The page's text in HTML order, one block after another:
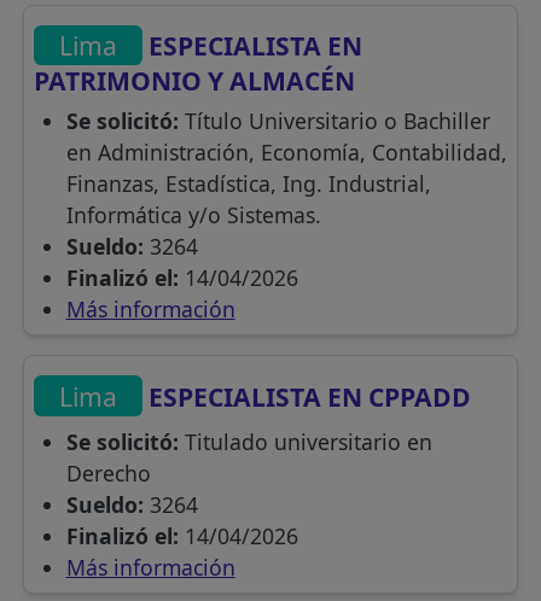
Lima
ESPECIALISTA EN
PATRIMONIO Y ALMACÉN
Se solicitó: Título Universitario o Bachiller
en Administración, Economía, Contabilidad,
Finanzas, Estadística, Ing. Industrial,
Informática y/o Sistemas.
Sueldo: 3264
Finalizó el: 14/04/2026
Más información
Lima ESPECIALISTA EN CPPADD
Se solicitó: Titulado universitario en
Derecho
Sueldo: 3264
Finalizó el: 14/04/2026
Más información